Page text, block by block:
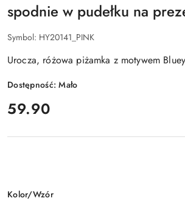
spodnie w pudełku na
Symbol: HY20141_PINK
Urocza, różowa piżamka z motywem
Dostępność:Mało
cena:
59.90
Wariant
Kolor/Wzór